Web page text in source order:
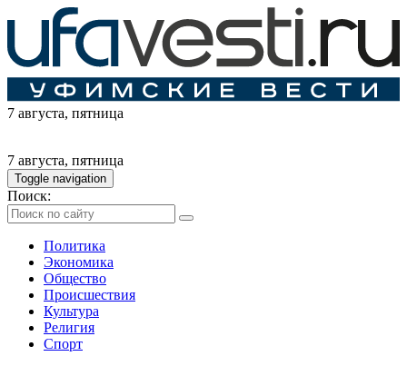
7 августа, пятница
7 августа, пятница
Toggle navigation
Поиск:
Политика
Экономика
Общество
Происшествия
Культура
Религия
Спорт